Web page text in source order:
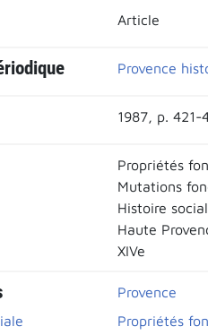
Article
Provence
1987, p. 421-
Propriétés
Mutations
Histoire
Haute
XIVe
Provence
Propriétés